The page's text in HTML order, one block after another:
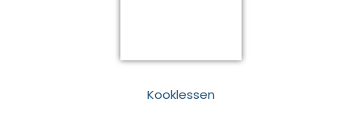
Kooklessen